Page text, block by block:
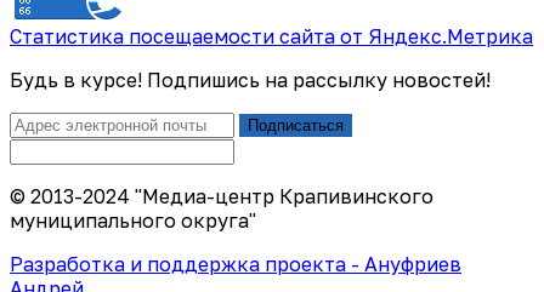
Статистика посещаемости сайта от Яндекс.Метрика
Будь в курсе! Подпишись на рассылку новостей!
Подписаться
© 2013-2024 "Медиа-центр Крапивинского
муниципального округа"
Разработка и поддержка проекта - Ануфриев